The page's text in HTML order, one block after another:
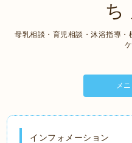
ち
母乳相談・育児相談・沐浴指導
メ
インフォメーション